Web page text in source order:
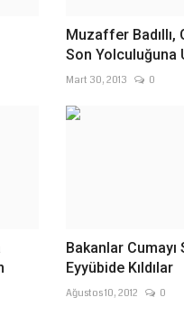
Muzaffer Badıllı,
Son Yolculuğuna
Mart 30, 2013 0
Bakanlar Cumayı
Eyyübide Kıldılar
Ağustos 10, 2012 0